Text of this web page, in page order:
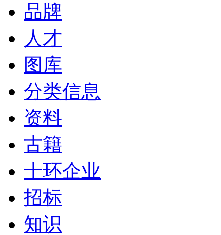
品牌
人才
图库
分类信息
资料
古籍
十环企业
招标
知识